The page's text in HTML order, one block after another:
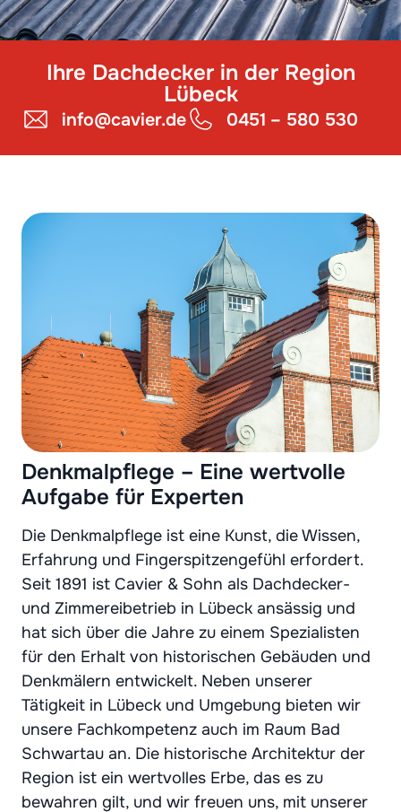
Ihre Dachdecker in der Region
Lübeck
info@cavier.de 0451 – 580 530
Denkmalpflege – Eine wertvolle
Aufgabe für Experten
Die Denkmalpflege ist eine Kunst, die Wissen,
Erfahrung und Fingerspitzengefühl erfordert.
Seit 1891 ist Cavier & Sohn als Dachdecker-
und Zimmereibetrieb in Lübeck ansässig und
hat sich über die Jahre zu einem Spezialisten
für den Erhalt von historischen Gebäuden und
Denkmälern entwickelt. Neben unserer
Tätigkeit in Lübeck und Umgebung bieten wir
unsere Fachkompetenz auch im Raum Bad
Schwartau an. Die historische Architektur der
Region ist ein wertvolles Erbe, das es zu
bewahren gilt, und wir freuen uns, mit unserer